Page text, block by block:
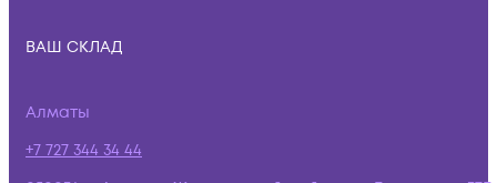
ВАШ СКЛАД
Алматы
+7 727 344 34 44